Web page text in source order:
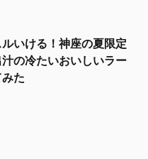
いける！神座の夏限定
汁の冷たいおいしいラー
た